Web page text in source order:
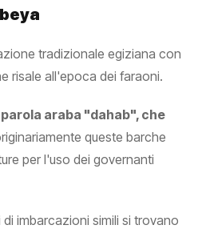
tradizionale egiziana con
risale all'epoca dei faraoni.
araba "dahab", che
queste barche
per l'uso dei governanti
imbarcazioni simili si trovano